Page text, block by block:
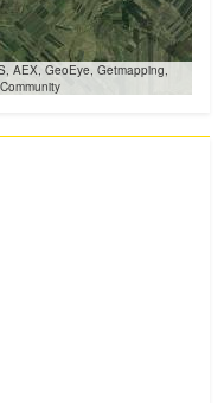
AEX, GeoEye, Getmapping,